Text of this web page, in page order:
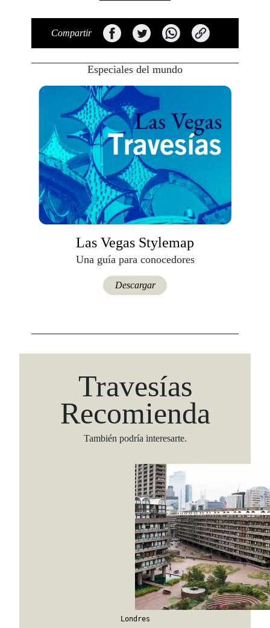
Compartir
Especiales del mundo
Las Vegas Stylemap
Una guía para conocedores
Descargar
Travesías
Recomienda
También podría interesarte.
Londres